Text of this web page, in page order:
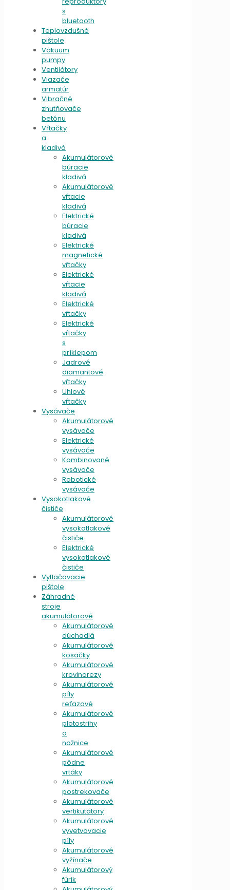
s
bluetooth
Teplovzdušné
pištole
Vákuum
pumpy
Ventilátory
Viazače
armatúr
Vibračné
zhutňovače
betónu
Vŕtačky
a
kladivá
Akumulátorové
búracie
kladivá
Akumulátorové
vŕtacie
kladivá
Elektrické
búracie
kladivá
Elektrické
magnetické
vŕtačky
Elektrické
vŕtacie
kladivá
Elektrické
vŕtačky
Elektrické
vŕtačky
s
príklepom
Jadrové
diamantové
vŕtačky
Uhlové
vŕtačky
Vysávače
Akumulátorové
vysávače
Elektrické
vysávače
Kombinované
vysávače
Robotické
vysávače
Vysokotlakové
čističe
Akumulátorové
vysokotlakové
čističe
Elektrické
vysokotlakové
čističe
Vytlačovacie
pištole
Záhradné
stroje
akumulátorové
Akumulátorové
dúchadlá
Akumulátorové
kosačky
Akumulátorové
krovinorezy
Akumulátorové
píly
reťazové
Akumulátorové
plotostrihy
a
nožnice
Akumulátorové
pôdne
vrtáky
Akumulátorové
postrekovače
Akumulátorové
vertikutátory
Akumulátorové
vyvetvovacie
píly
Akumulátorové
vyžínače
Akumulátorový
fúrik